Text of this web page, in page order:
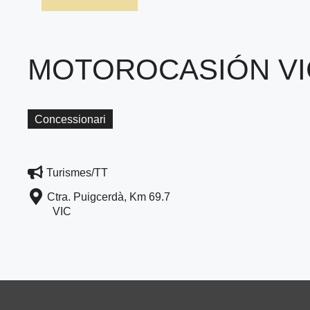
MOTOROCASIÓN
Concessionari
Turismes/TT
Ctra. Puigcerdà, Km 69.7
VIC